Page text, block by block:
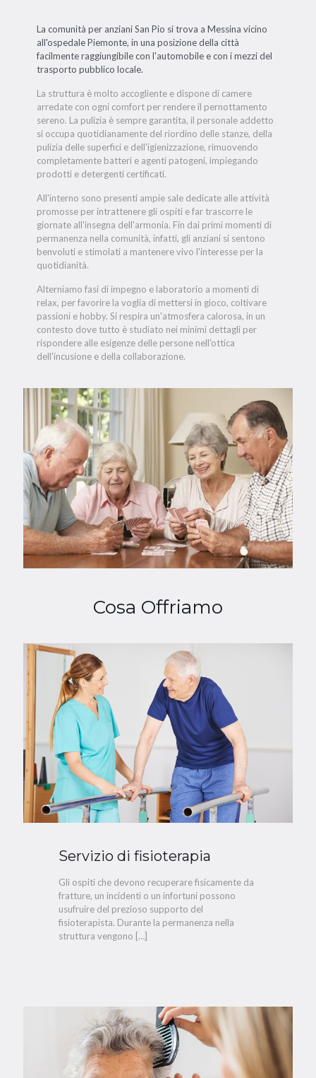
La comunità per anziani San Pio si trova a Messina vicino
all'ospedale Piemonte, in una posizione della città
facilmente raggiungibile con l'automobile e con i mezzi del
trasporto pubblico locale.
La struttura è molto accogliente e dispone di camere
arredate con ogni comfort per rendere il pernottamento
sereno. La pulizia è sempre garantita, il personale addetto
si occupa quotidianamente del riordino delle stanze, della
pulizia delle superfici e dell'igienizzazione, rimuovendo
completamente batteri e agenti patogeni, impiegando
prodotti e detergenti certificati.
All'interno sono presenti ampie sale dedicate alle attività
promosse per intrattenere gli ospiti e far trascorre le
giornate all'insegna dell'armonia. Fin dai primi momenti di
permanenza nella comunità, infatti, gli anziani si sentono
benvoluti e stimolati a mantenere vivo l'interesse per la
quotidianità.
Alterniamo fasi di impegno e laboratorio a momenti di
relax, per favorire la voglia di mettersi in gioco, coltivare
passioni e hobby. Si respira un'atmosfera calorosa, in un
contesto dove tutto è studiato nei minimi dettagli per
rispondere alle esigenze delle persone nell'ottica
dell'incusione e della collaborazione.
Cosa Offriamo
Servizio di fisioterapia
Gli ospiti che devono recuperare fisicamente da
fratture, un incidenti o un infortuni possono
usufruire del prezioso supporto del
fisioterapista. Durante la permanenza nella
struttura vengono […]